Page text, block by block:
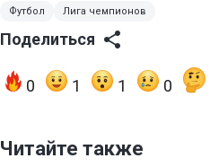
Футбол Лига чемпионов
Поделиться
0 1 1 0
Читайте также